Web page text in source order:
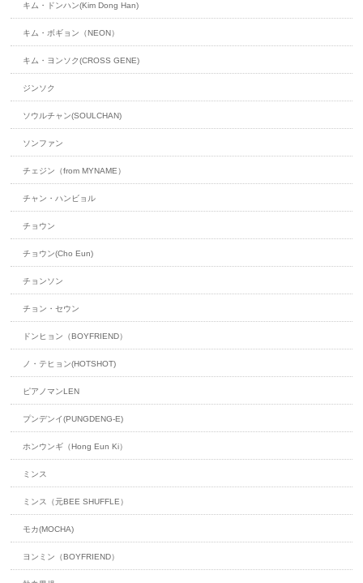
キム・ドンハン(Kim Dong Han)
キム・ボギョン（NEON）
キム・ヨンソク(CROSS GENE)
ジンソク
ソウルチャン(SOULCHAN)
ソンファン
チェジン（from MYNAME）
チャン・ハンビョル
チョウン
チョウン(Cho Eun)
チョンソン
チョン・セウン
ドンヒョン（BOYFRIEND）
ノ・テヒョン(HOTSHOT)
ピアノマンLEN
プンデンイ(PUNGDENG-E)
ホンウンギ（Hong Eun Ki）
ミンス
ミンス（元BEE SHUFFLE）
モカ(MOCHA)
ヨンミン（BOYFRIEND）